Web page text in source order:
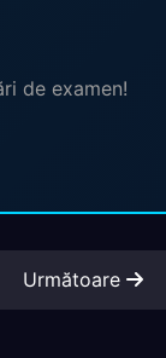
de examen!
Următoare